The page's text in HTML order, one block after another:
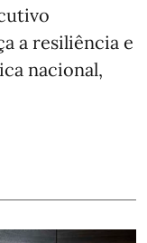
a resiliência e
nacional,